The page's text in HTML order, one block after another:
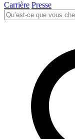
Carrière Presse